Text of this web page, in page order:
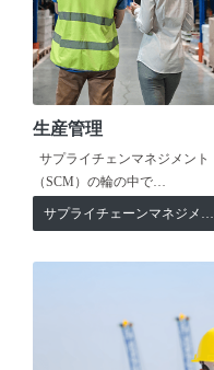
生産管理
サプライチェンマネジメント
（SCM）の輪の中で…
サプライチェーンマネジメント